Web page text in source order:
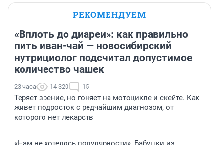
РЕКОМЕНДУЕМ
«Вплоть до диареи»: как правильно
пить иван-чай — новосибирский
нутрициолог подсчитал допустимое
количество чашек
23 часа 14 320 15
Теряет зрение, но гоняет на мотоцикле и скейте. Как
живет подросток с редчайшим диагнозом, от
которого нет лекарств
«Нам не хотелось популярности». Бабушки из